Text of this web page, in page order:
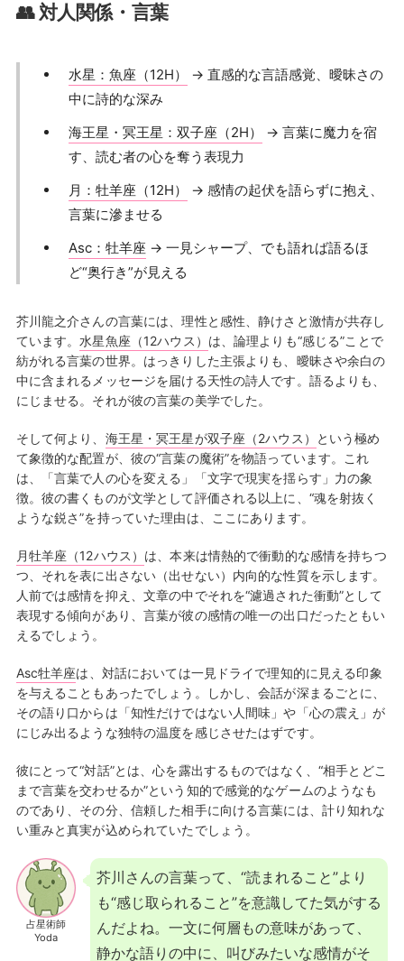
👥 対人関係・言葉
水星：魚座（12H）
→ 直感的な言語感覚、曖昧さの
中に詩的な深み
海王星・冥王星：双子座（2H）
→ 言葉に魔力を宿
す、読む者の心を奪う表現力
月：牡羊座（12H）
→ 感情の起伏を語らずに抱え、
言葉に滲ませる
Asc：牡羊座 → 一見シャープ、でも語れば語るほ
ど“奥行き”が見える
芥川龍之介さんの言葉には、理性と感性、静けさと激情が共存し
ています。水星魚座（12ハウス） は、論理よりも“感じる”ことで
紡がれる言葉の世界。はっきりした主張よりも、曖昧さや余白の
中に含まれるメッセージを届ける天性の詩人です。語るよりも、
にじませる。それが彼の言葉の美学でした。
そして何より、 海王星・冥王星が双子座（2ハウス）
という極め
て象徴的な配置が、彼の“言葉の魔術”を物語っています。これ
は、「言葉で人の心を変える」「文字で現実を揺らす」力の象
徴。彼の書くものが文学として評価される以上に、“魂を射抜く
ような鋭さ”を持っていた理由は、ここにあります。
月牡羊座（12ハウス） は、本来は情熱的で衝動的な感情を持ちつ
つ、それを表に出さない（出せない）内向的な性質を示します。
人前では感情を抑え、文章の中でそれを“濾過された衝動”として
表現する傾向があり、言葉が彼の感情の唯一の出口だったともい
えるでしょう。
Asc牡羊座は、対話においては一見ドライで理知的に見える印象
を与えることもあったでしょう。しかし、会話が深まるごとに、
その語り口からは「知性だけではない人間味」や「心の震え」が
にじみ出るような独特の温度を感じさせたはずです。
彼にとって“対話”とは、心を露出するものではなく、“相手とどこ
まで言葉を交わせるか”という知的で感覚的なゲームのようなも
のであり、その分、信頼した相手に向ける言葉には、計り知れな
い重みと真実が込められていたでしょう。
占星術師
Yoda
芥川さんの言葉って、“読まれること”より
も“感じ取られること”を意識してた気がする
んだよね。一文に何層もの意味があって、
静かな語りの中に、叫びみたいな感情がそ